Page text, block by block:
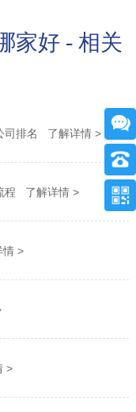
家好 - 相关
司排名 了解详情 >
程 了解详情 >
情 >
>